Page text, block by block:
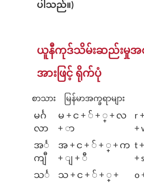
ပါသည်။)
ယူနီကုဒ်သိမ်းဆည်းမှုအ
အားဖြင့် ရိုက်ပုံ
စာသား မြန်မာအက္ခရာများ
မ​င်္ဂ
လာ
မ + င + ် + ္ + လ
+ ာ
r
+
အ​င်္
ကျီ
အ + င + ် + ္ + က
+ ျ + ီ
t
+
သ​င်္
သ + င + ် + ္ +
o